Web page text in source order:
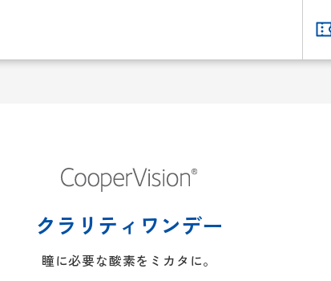
クラリティワンデー
瞳に必要な酸素をミカタに。